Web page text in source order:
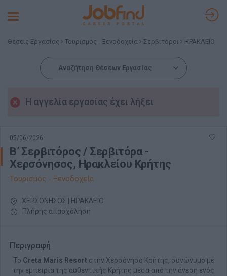
Toggle
Θέσεις Εργασίας Τουρισμός - Ξενοδοχεία Σερβιτόροι ΗΡΑΚΛΕΙΟ
Αναζήτηση Θέσεων Εργασίας
Η αγγελία εργασίας έχει λήξει
05/06/2026
Β’ Σερβιτόρος / Σερβιτόρα -
Χερσόνησος, Ηρακλείου Κρήτης
Τουρισμός - Ξενοδοχεία
ΧΕΡΣΟΝΗΣΟΣ | ΗΡΑΚΛΕΙΟ
Πλήρης απασχόληση
Περιγραφή
Το Creta Maris Resort στην Χερσόνησο Κρήτης, συνώνυμο με
την εμπειρία της αυθεντικής Κρήτης μέσα από την άνεση ενός